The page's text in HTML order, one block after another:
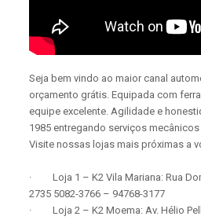
Seja bem vindo ao maior canal
orçamento grátis. Equipada com
equipe excelente. Agilidade e
1985 entregando serviços mecânicos
Visite nossas lojas mais próximas a
· Loja 1 – K2 Vila Mariana: Rua
2735 5082-3766 – 94768-3177
· Loja 2 – K2 Moema: Av. Hélio